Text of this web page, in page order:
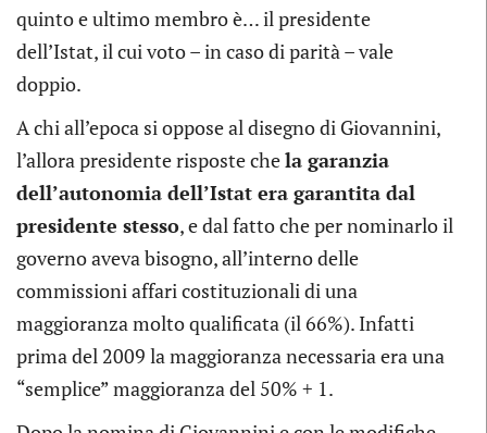
quinto e ultimo membro è… il presidente
dell’Istat, il cui voto – in caso di parità – vale
doppio.
A chi all’epoca si oppose al disegno di Giovannini,
l’allora presidente risposte chela garanzia
dell’autonomia dell’Istat era garantita dal
presidente stesso, e dal fatto che per nominarlo il
governo aveva bisogno, all’interno delle
commissioni affari costituzionali di una
maggioranza molto qualificata (il 66%). Infatti
prima del 2009 la maggioranza necessaria era una
“semplice” maggioranza del 50% + 1.